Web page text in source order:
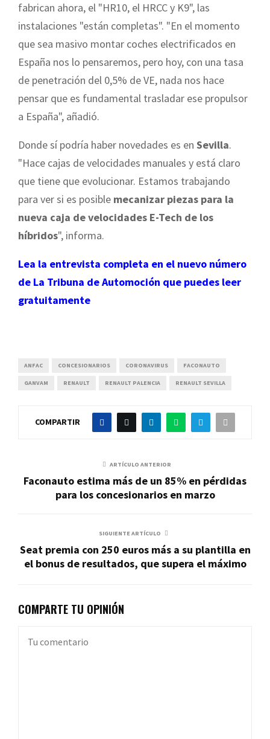
fabrican ahora, el "HR10, el HRCC y K9", las
instalaciones "están completas". "En el momento
que sea masivo montar coches electrificados en
España nos lo pensaremos, pero hoy, con una tasa
de penetración del 0,5% de VE, nada nos hace
pensar que es fundamental trasladar ese propulsor
a España", añadió.
Donde sí podría haber novedades es en Sevilla.
"Hace cajas de velocidades manuales y está claro
que tiene que evolucionar. Estamos trabajando
para ver si es posible mecanizar piezas para la
nueva caja de velocidades E-Tech de los
híbridos", informa.
Lea la entrevista completa en el nuevo número
de La Tribuna de Automoción que puedes leer
gratuitamente
ANFAC CONCESIONARIOS CORONAVIRUS FACONAUTO
GANVAM RENAULT RENAULT PALENCIA RENAULT SEVILLA
COMPARTIR
ARTÍCULO ANTERIOR
Faconauto estima más de un 85% en pérdidas
para los concesionarios en marzo
SIGUIENTE ARTÍCULO
Seat premia con 250 euros más a su plantilla en
el bonus de resultados, que supera el máximo
COMPARTE TU OPINIÓN